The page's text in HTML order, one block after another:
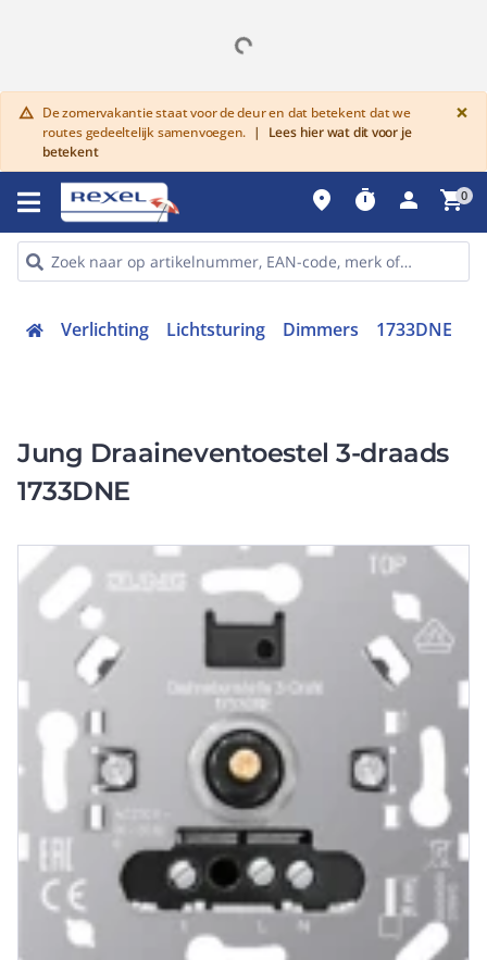
warning De zomervakantie staat voor de deur en dat betekent dat we
routes gedeeltelijk samenvoegen. |
Lees hier wat dit voor je
betekent
×
place timer person shopping_cart0
Verlichting Lichtsturing Dimmers 1733DNE
Jung Draaineventoestel 3-draads
1733DNE